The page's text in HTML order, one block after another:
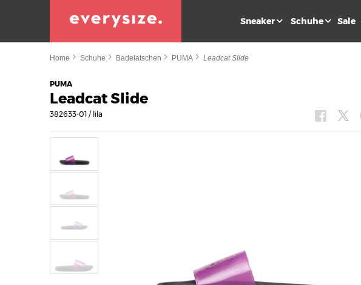
Sneaker Schuhe Sale
Home Schuhe Badelatschen PUMA Leadcat Slide
PUMA
Leadcat Slide
382633-01 / lila